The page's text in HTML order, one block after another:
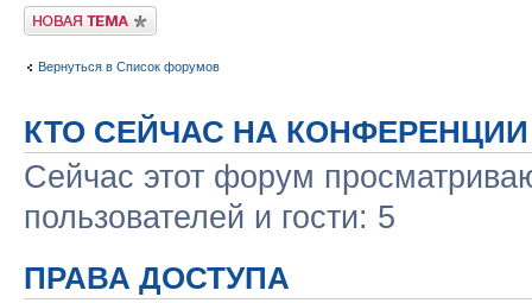
Новая тема
Вернуться в Список форумов
КТО СЕЙЧАС НА КОНФЕРЕНЦИИ
Сейчас этот форум
пользователей и гости: 5
ПРАВА ДОСТУПА